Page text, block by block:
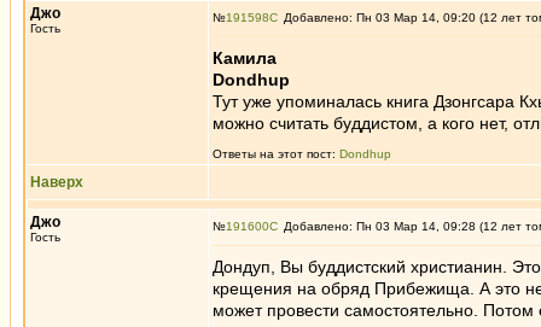
Джо
Гость
№191598 Добавлено: Пн 03 Мар 14, 09:20 (12 лет
Камила
Dondhup
Тут уже упоминалась книга Дзонгсара
можно считать буддистом, а кого нет,
Ответы на этот пост: Dondhup
Наверх
Джо
Гость
№191600 Добавлено: Пн 03 Мар 14, 09:28 (12 лет
Дондуп, Вы буддистский христианин.
крещения на обряд Прибежища. А это
может провести самостоятельно.